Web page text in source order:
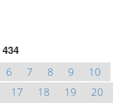
434
6 7 8 9
10
17 18 19
20